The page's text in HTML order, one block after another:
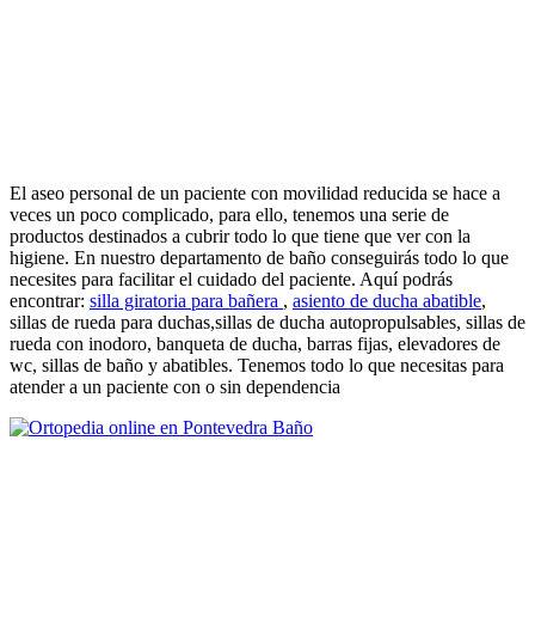
El aseo personal de un paciente con movilidad reducida se hace a
veces un poco complicado, para ello, tenemos una serie de
productos destinados a cubrir todo lo que tiene que ver con la
higiene. En nuestro departamento de baño conseguirás todo lo que
necesites para facilitar el cuidado del paciente. Aquí podrás
encontrar: silla giratoria para bañera , asiento de ducha abatible,
sillas de rueda para duchas,sillas de ducha autopropulsables, sillas de
rueda con inodoro, banqueta de ducha, barras fijas, elevadores de
wc, sillas de baño y abatibles. Tenemos todo lo que necesitas para
atender a un paciente con o sin dependencia